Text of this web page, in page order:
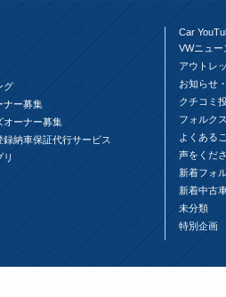
グ
ナー募集
オーナー募集
納車保証代行サービス
Car
VWニュー
アウトレ
お知らせ
クチコミ
フォルク
よくある
声をくだ
新着フォ
新着中古
未分類
特別企画